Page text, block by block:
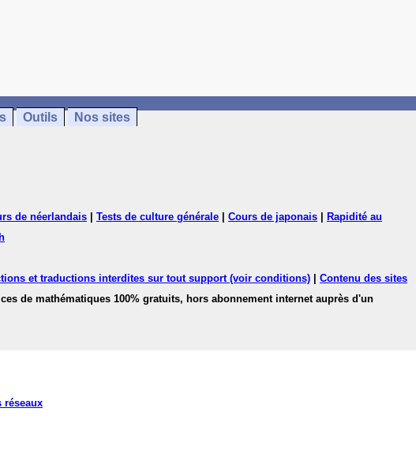
Outils Nos sites
de néerlandais Tests de culture générale Cours de japonais
Rapidité au
et traductions interdites sur tout support (voir conditions)
Contenu des sites
de mathématiques 100% gratuits, hors abonnement internet auprès d'un
réseaux